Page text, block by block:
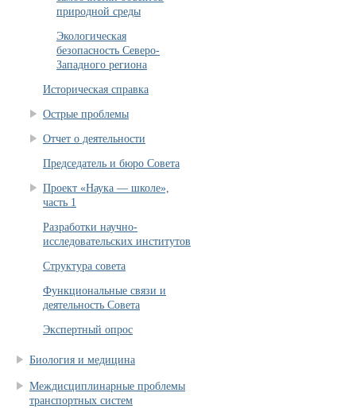
природной среды
Экологическая
безопасность Северо-
Западного региона
Историческая справка
Острые проблемы
Отчет о деятельности
Председатель и бюро Совета
Проект «Наука — школе»,
часть 1
Разработки научно-
исследовательских институтов
Структура совета
Функциональные связи и
деятельность Совета
Экспертный опрос
Биология и медицина
Междисциплинарные проблемы
транспортных систем